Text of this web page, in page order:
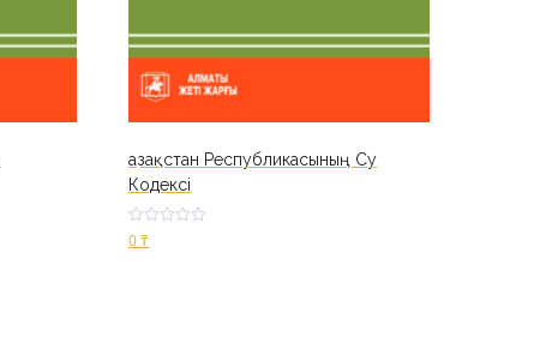
Қазақстан Республикасының Су
Кодексі
Оценк
а
0₸